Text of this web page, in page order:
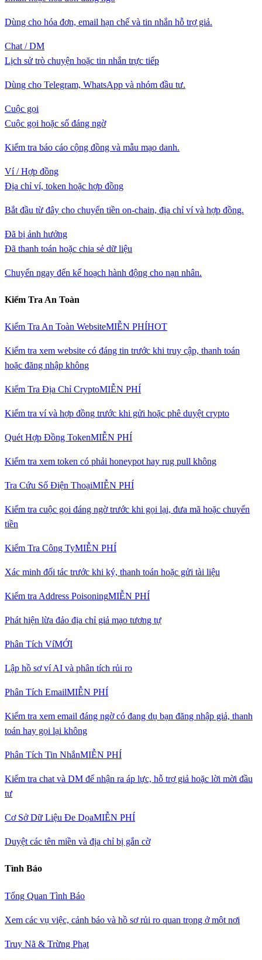
Dùng cho hóa đơn, email hạn chế và tin nhắn hỗ trợ giả.
Chat / DM
Lịch sử trò chuyện hoặc tin nhắn trực tiếp
Dùng cho Telegram, WhatsApp và nhóm đầu tư.
Cuộc gọi
Cuộc gọi hoặc số đáng ngờ
Kiểm tra báo cáo cộng đồng và mẫu mạo danh.
Ví / Hợp đồng
Địa chỉ ví, token hoặc hợp đồng
Bắt đầu từ đây cho chuyển tiền on-chain, địa chỉ ví và hợp đồng.
Đã bị ảnh hưởng
Đã thanh toán hoặc chia sẻ dữ liệu
Chuyển ngay đến kế hoạch hành động cho nạn nhân.
Kiểm Tra An Toàn
Kiểm Tra An Toàn WebsiteMIỄN PHÍHOT
Kiểm tra xem website có đáng tin trước khi truy cập, thanh toán
hoặc đăng nhập không
Kiểm Tra Địa Chỉ CryptoMIỄN PHÍ
Kiểm tra ví và hợp đồng trước khi gửi hoặc phê duyệt crypto
Quét Hợp Đồng TokenMIỄN PHÍ
Kiểm tra xem token có phải honeypot hay rug pull không
Tra Cứu Số Điện ThoạiMIỄN PHÍ
Kiểm tra cuộc gọi đáng ngờ trước khi gọi lại, đưa mã hoặc chuyển
tiền
Kiểm Tra Công TyMIỄN PHÍ
Xác minh đối tác trước khi ký, thanh toán hoặc gửi tài liệu
Kiểm tra Address PoisoningMIỄN PHÍ
Phát hiện lừa đảo địa chỉ giả mạo tương tự
Phân Tích VíMỚI
Lập hồ sơ ví AI và phân tích rủi ro
Phân Tích EmailMIỄN PHÍ
Kiểm tra xem email đáng ngờ có đang dụ bạn đăng nhập giả, thanh
toán hay gọi lại không
Phân Tích Tin NhắnMIỄN PHÍ
Kiểm tra chat và DM để nhận ra áp lực, hỗ trợ giả hoặc lời mời đầu
tư
Cơ Sở Dữ Liệu Đe DọaMIỄN PHÍ
Duyệt các tên miền và địa chỉ bị gắn cờ
Tình Báo
Tổng Quan Tình Báo
Xem các vụ việc, cảnh báo và hồ sơ rủi ro quan trọng ở một nơi
Truy Nã & Trừng Phạt